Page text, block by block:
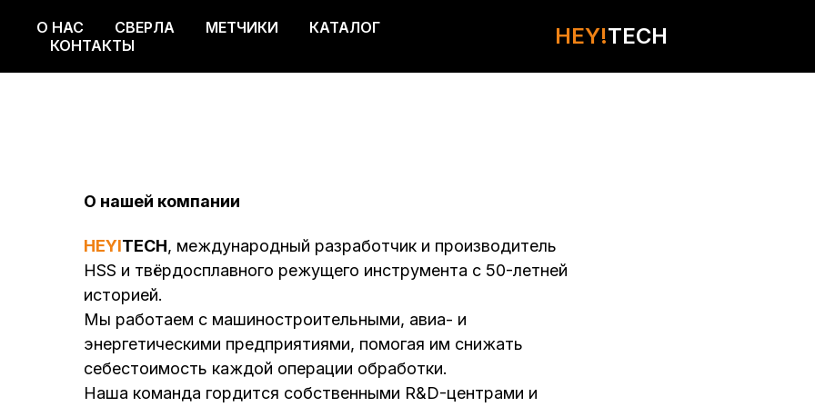
HEY!TECH
О НАС СВЕРЛА МЕТЧИКИ КАТАЛОГ
О нашей компании
HEYITECH, международный разработчик и производитель
HSS и твёрдосплавного режущего инструмента с 50-летней
историей.
Мы работаем с машиностроительными, авиа- и
энергетическими предприятиями, помогая им снижать
себестоимость каждой операции обработки.
Наша команда гордится собственными R&D-центрами и
HEY!TECH
О НАС СВЕРЛА МЕТЧИКИ
КАТАЛОГ
КОНТАКТЫ